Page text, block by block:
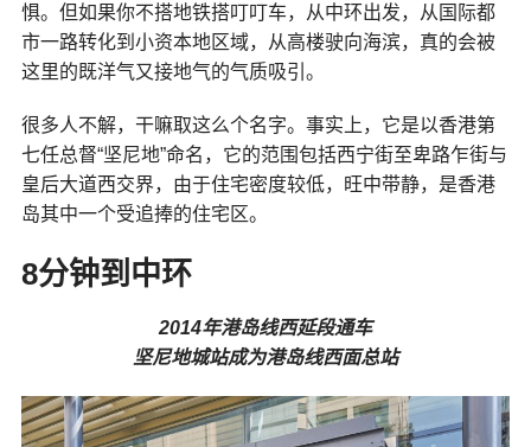
惧。但如果你不搭地铁搭叮叮车，从中环出发，从国际都
市一路转化到小资本地区域，从高楼驶向海滨，真的会被
这里的既洋气又接地气的气质吸引。
很多人不解，干嘛取这么个名字。事实上，它是以香港第
七任总督“坚尼地”命名，它的范围包括西宁街至卑路乍街与
皇后大道西交界，由于住宅密度较低，旺中带静，是香港
岛其中一个受追捧的住宅区。
8分钟到中环
2014年港岛线西延段通车
坚尼地城站成为港岛线西面总站